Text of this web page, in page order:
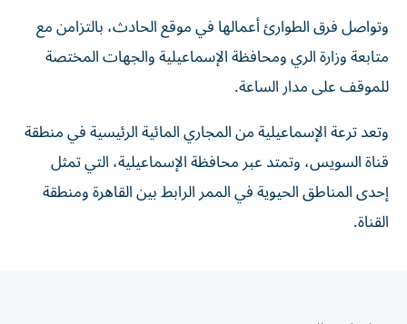
وتواصل فرق الطوارئ أعمالها في موقع الحادث، بالتزامن مع
متابعة وزارة الري ومحافظة الإسماعيلية والجهات المختصة
للموقف على مدار الساعة.
وتعد ترعة الإسماعيلية من المجاري المائية الرئيسية في منطقة
قناة السويس، وتمتد عبر محافظة الإسماعيلية، التي تمثل
إحدى المناطق الحيوية في الممر الرابط بين القاهرة ومنطقة
القناة.